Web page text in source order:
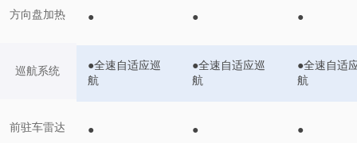
方向盘加热
巡航系统
前驻车雷达
● ● ●
●全速自适应巡
航
●全速自适应巡
航
●全速自适
航
● ● ●